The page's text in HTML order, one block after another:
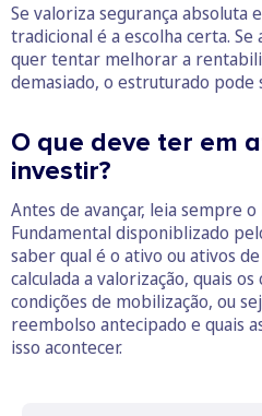
Se valoriza segurança absoluta
tradicional é a escolha certa.
quer tentar melhorar a
demasiado, o estruturado pode
O que deve ter em
investir?
Antes de avançar, leia sempre
Fundamental disponiblizado
saber qual é o ativo ou ativos
calculada a valorização, quais
condições de mobilização, ou
reembolso antecipado e quais
isso acontecer.